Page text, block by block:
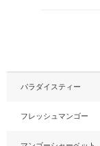
パラダイスティー
フレッシュマンゴー